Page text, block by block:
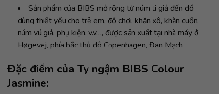
Sản phẩm của BIBS mở rộng từ núm ti giả đến đồ
dùng thiết yếu cho trẻ em, đồ chơi, khăn xô, khăn cuốn,
núm vú giả, phụ kiện, v.v…, được sản xuất tại nhà máy ở
Høgevej, phía bắc thủ đô Copenhagen, Đan Mạch.
Đặc điểm của Ty ngậm BIBS Colour
Jasmine: